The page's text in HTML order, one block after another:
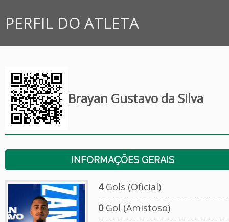
PERFIL DO ATLETA
Brayan Gustavo da Silva
INFORMAÇÕES GERAIS
4Gols (Oficial)
0Gol (Amistoso)